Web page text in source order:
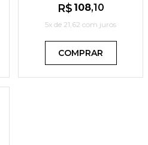
R$ 108,10
5x de 21,62 com juros
COMPRAR